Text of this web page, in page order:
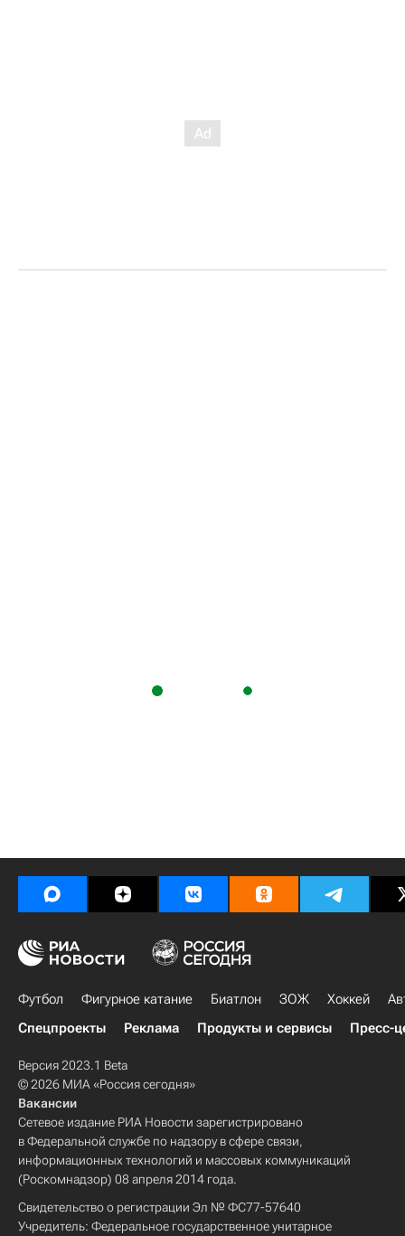
Футбол Фигурное катание Биатлон ЗОЖ Хоккей
Спецпроекты
Реклама Продукты и сервисы Пресс-
Версия 2023.1 Beta
© 2026 МИА «Россия сегодня»
Вакансии
Сетевое издание РИА Новости зарегистрировано
в Федеральной службе по надзору в сфере связи,
информационных технологий и массовых коммуникаций
(Роскомнадзор) 08 апреля 2014 года.
Свидетельство о регистрации Эл № ФС77-57640
Учредитель: Федеральное государственное унитарное